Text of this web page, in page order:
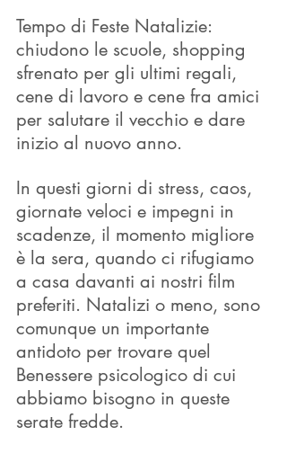
Tempo di Feste Natalizie:
chiudono le scuole, shopping
sfrenato per gli ultimi regali,
cene di lavoro e cene fra amici
per salutare il vecchio e dare
inizio al nuovo anno.
In questi giorni di stress, caos,
giornate veloci e impegni in
scadenze, il momento migliore
è la sera, quando ci rifugiamo
a casa davanti ai nostri film
preferiti. Natalizi o meno, sono
comunque un importante
antidoto per trovare quel
Benessere psicologico di cui
abbiamo bisogno in queste
serate fredde.